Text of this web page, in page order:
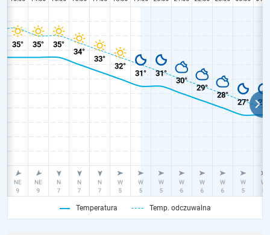
Temperatura Temp. odczuwalna